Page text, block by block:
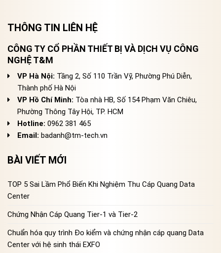
THÔNG TIN LIÊN HỆ
CÔNG TY CỔ PHẦN THIẾT BỊ VÀ DỊCH VỤ CÔNG
NGHỆ T&M
VP Hà Nội: Tầng 2, Số 110 Trần Vỹ, Phường Phú Diễn,
Thành phố Hà Nội
VP Hồ Chí Minh: Tòa nhà HB, Số 154 Phạm Văn Chiêu,
Phường Thông Tây Hội, TP. HCM
Hotline: 0962 381 465
Email: badanh@tm-tech.vn
BÀI VIẾT MỚI
TOP 5 Sai Lầm Phổ Biến Khi Nghiệm Thu Cáp Quang Data
Center
Chứng Nhận Cáp Quang Tier-1 và Tier-2
Chuẩn hóa quy trình Đo kiểm và chứng nhận cáp quang Data
Center với hệ sinh thái EXFO